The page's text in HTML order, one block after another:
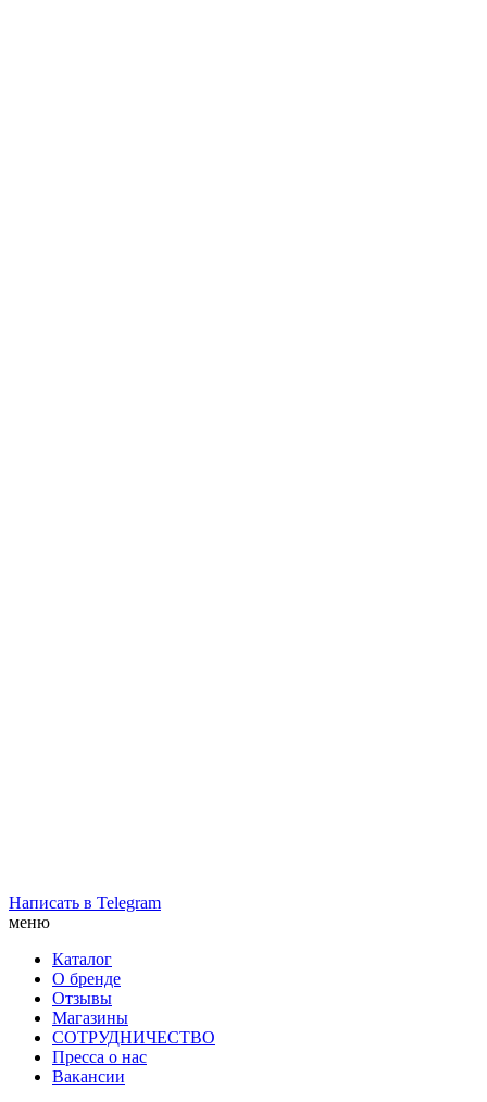
Написать в Telegram
меню
Каталог
О бренде
Отзывы
Магазины
СОТРУДНИЧЕСТВО
Пресса о нас
Вакансии